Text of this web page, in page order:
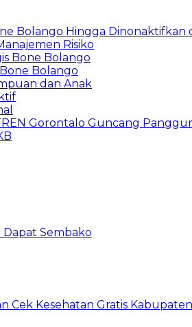
Bolango Hingga Dinonaktifkan
Risiko
Bone Bolango
Bolango
dan Anak
Gorontalo Guncang
Dapat Sembako
Cek Kesehatan Gratis